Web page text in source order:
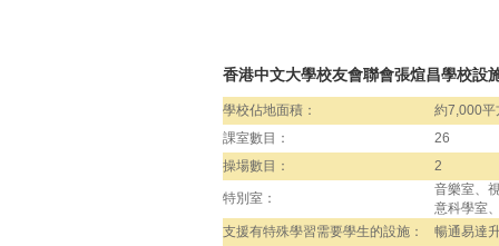
香港中文大學校友會聯會張煊昌學校設
學校佔地面積：
約7,000平
課室數目：
26
操場數目：
2
特別室：
音樂室、
意科學室
支援有特殊學習需要學生的設施：
暢通易達